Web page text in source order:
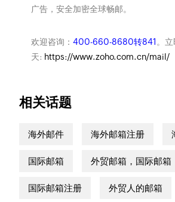
广告，安全加密全球畅邮。
欢迎咨询： 400-660-8680转841 。
天: https://www.zoho.com.cn/mail/
相关话题
海外邮件 海外邮箱注册
国际邮箱 外贸邮箱，国际邮箱
国际邮箱注册 外贸人的邮箱